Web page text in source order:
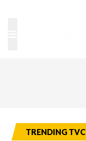
TRENDING TVC